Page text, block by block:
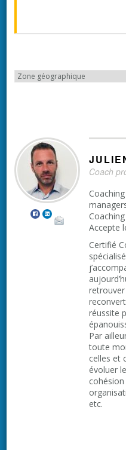
Coach
Accepte
Certifié
réussite
Par
toute
celles et
évoluer
cohésion
etc.